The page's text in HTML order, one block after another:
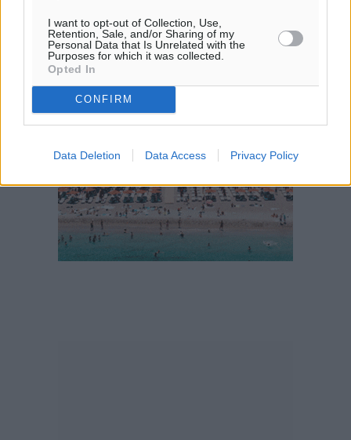
I want to opt-out of Collection, Use,
Retention, Sale, and/or Sharing of my
Personal Data that Is Unrelated with the
Purposes for which it was collected.
Opted In
CONFIRM
Data Deletion Data Access Privacy Policy